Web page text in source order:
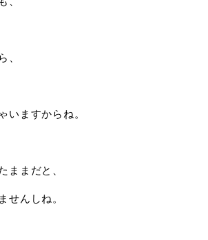
いますからね。
ままだと、
せんしね。